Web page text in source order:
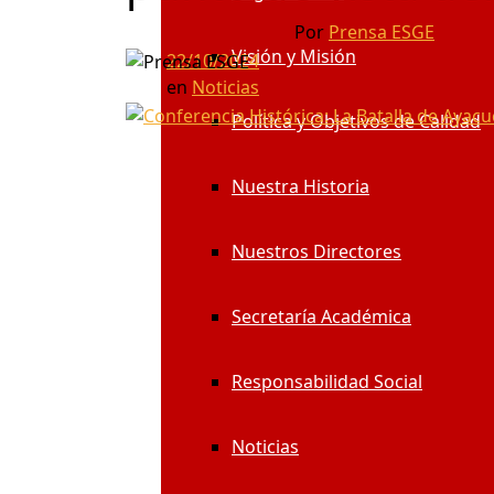
Visión y Misión
Política y Objetivos de Calidad
Nuestra Historia
Nuestros Directores
Secretaría Académica
Responsabilidad Social
Noticias
Por Prensa ESGE
22/10/2024
en Noticias